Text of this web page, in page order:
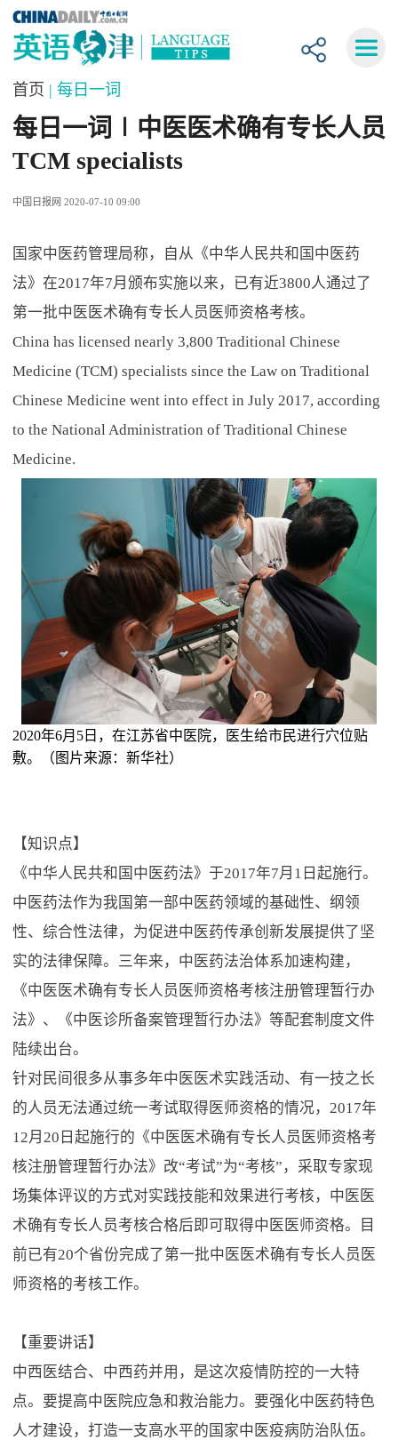
首页 | 每日一词
每日一词∣中医医术确有专长人员
TCM specialists
中国日报网 2020-07-10 09:00
国家中医药管理局称，自从《中华人民共和国中医药
法》在2017年7月颁布实施以来，已有近3800人通过了
第一批中医医术确有专长人员医师资格考核。
China has licensed nearly 3,800 Traditional Chinese
Medicine (TCM) specialists since the Law on Traditional
Chinese Medicine went into effect in July 2017, according
to the National Administration of Traditional Chinese
Medicine.
2020年6月5日，在江苏省中医院，医生给市民进行穴位贴
敷。（图片来源：新华社）
【知识点】
《中华人民共和国中医药法》于2017年7月1日起施行。
中医药法作为我国第一部中医药领域的基础性、纲领
性、综合性法律，为促进中医药传承创新发展提供了坚
实的法律保障。三年来，中医药法治体系加速构建，
《中医医术确有专长人员医师资格考核注册管理暂行办
法》、《中医诊所备案管理暂行办法》等配套制度文件
陆续出台。
针对民间很多从事多年中医医术实践活动、有一技之长
的人员无法通过统一考试取得医师资格的情况，2017年
12月20日起施行的《中医医术确有专长人员医师资格考
核注册管理暂行办法》改“考试”为“考核”，采取专家现
场集体评议的方式对实践技能和效果进行考核，中医医
术确有专长人员考核合格后即可取得中医医师资格。目
前已有20个省份完成了第一批中医医术确有专长人员医
师资格的考核工作。
【重要讲话】
中西医结合、中西药并用，是这次疫情防控的一大特
点。要提高中医院应急和救治能力。要强化中医药特色
人才建设，打造一支高水平的国家中医疫病防治队伍。